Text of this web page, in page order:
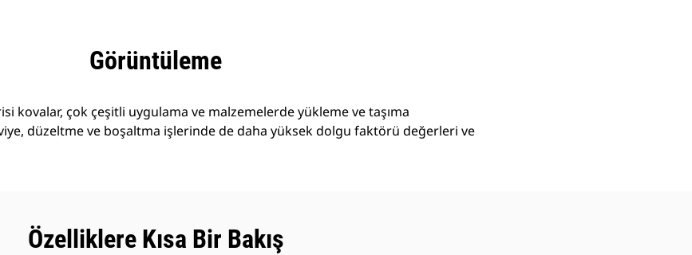
Görüntüleme
kovalar, çok çeşitli uygulama ve malzemelerde yükleme ve taşıma
düzeltme ve boşaltma işlerinde de daha yüksek dolgu faktörü değerleri ve
Özelliklere Kısa Bir Bakış